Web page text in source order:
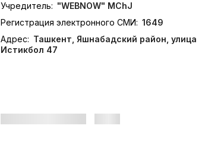
Учредитель: "WEBNOW" MChJ
Регистрация электронного СМИ: 1649
Адрес: Ташкент, Яшнабадский район, улица
Истикбол 47